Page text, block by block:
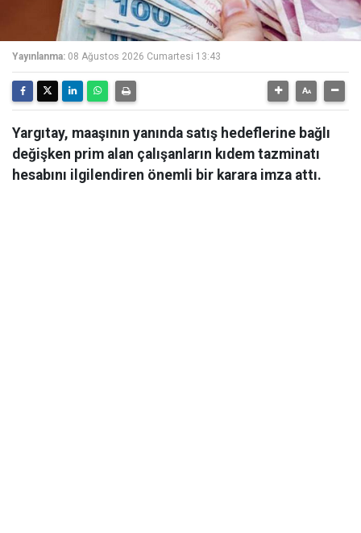
Yayınlanma: 08 Ağustos 2026 Cumartesi 13:43
Yargıtay, maaşının yanında satış hedeflerine bağlı
değişken prim alan çalışanların kıdem tazminatı
hesabını ilgilendiren önemli bir karara imza attı.